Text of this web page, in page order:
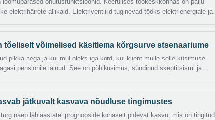
ajamiseadme hüdrosilindrile ja
ja elektrijaamad.
loomupärased ohutusfunktsioonid. Keerulises töökeskkonnas on palju
elektrihäirete allikaid. Elektriventiilid tuginevad tööks elektrienergiale ja
ventiilid saada valesid signaale, põhjustades need ootamatult
võib kogu süsteemi toimingule olulisi ohutusohtusid tekitada.
tõeliselt võimelised käsitlema kõrgsurve stsenaariume
pikka aega ja kui mul oleks iga kord, kui klient mulle selle küsimuse
pensionile läinud. See on põhiküsimus, sündinud skeptitsismi ja
seotud lukuga, kui rõhk tõepoolest kinnitab.
jätkuvalt kasvava nõudluse tingimustes
näeb lähiaastatel prognooside kohaselt pidevat kasvu, mis on tingitud